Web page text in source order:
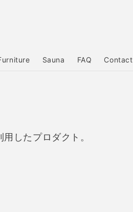
Sauna FAQ Contact
したプロダクト。